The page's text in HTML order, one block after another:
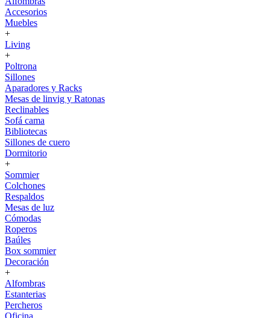
Accesorios
Muebles
+
Living
+
Poltrona
Sillones
Aparadores y Racks
Mesas de linvig y Ratonas
Reclinables
Sofá cama
Bibliotecas
Sillones de cuero
Dormitorio
+
Sommier
Colchones
Respaldos
Mesas de luz
Cómodas
Roperos
Baúles
Box sommier
Decoración
+
Alfombras
Estanterias
Percheros
Oficina